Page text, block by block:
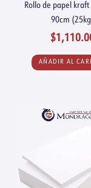
Rollo de papel
90cm
$
AÑADIR AL